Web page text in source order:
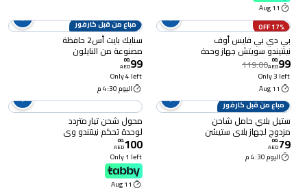
11 Aug
17% OFF
بي دي بي فايس أوف
نينتيندو سويتش جهاز وحدة
تحكم سلكية صوتية فاخرة
- أزرق
99
.
00
AED
119.00
Only 3 left
11 Aug
مباع من قبل كارفور
سنايك بايت أس2 حافظة
مصنوعة من النايلون
والمزودة بحزام كتف لجهاز
14.5 × 9.5 سم، قسمين.
99
.
00
AED
Only 4 left
اليوم 4:30 م
مباع من قبل كارفور
ستيل بلاي حامل شاحن
مزدوج لجهاز بلاي ستيشن
5 - أبيض
79
.
00
AED
اليوم 4:30 م
محول شحن تيار متردد
لوحدة تحكم نينتندو وي
(قابس يو كيه)
100
.
00
AED
Only 1 left
11 Aug